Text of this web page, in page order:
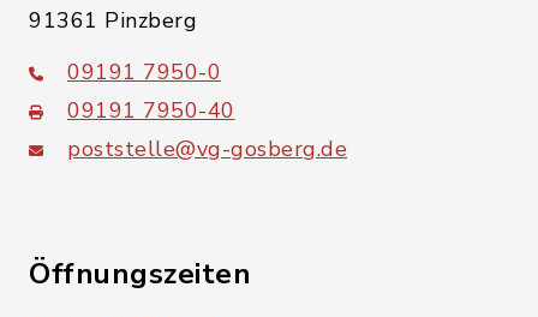
91361 Pinzberg
09191 7950-0
09191 7950-40
poststelle@vg-gosberg.de
Öffnungszeiten